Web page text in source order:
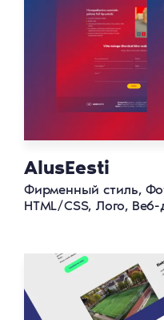
AlusEesti
Фирменный стиль,
HTML/CSS, Лого,